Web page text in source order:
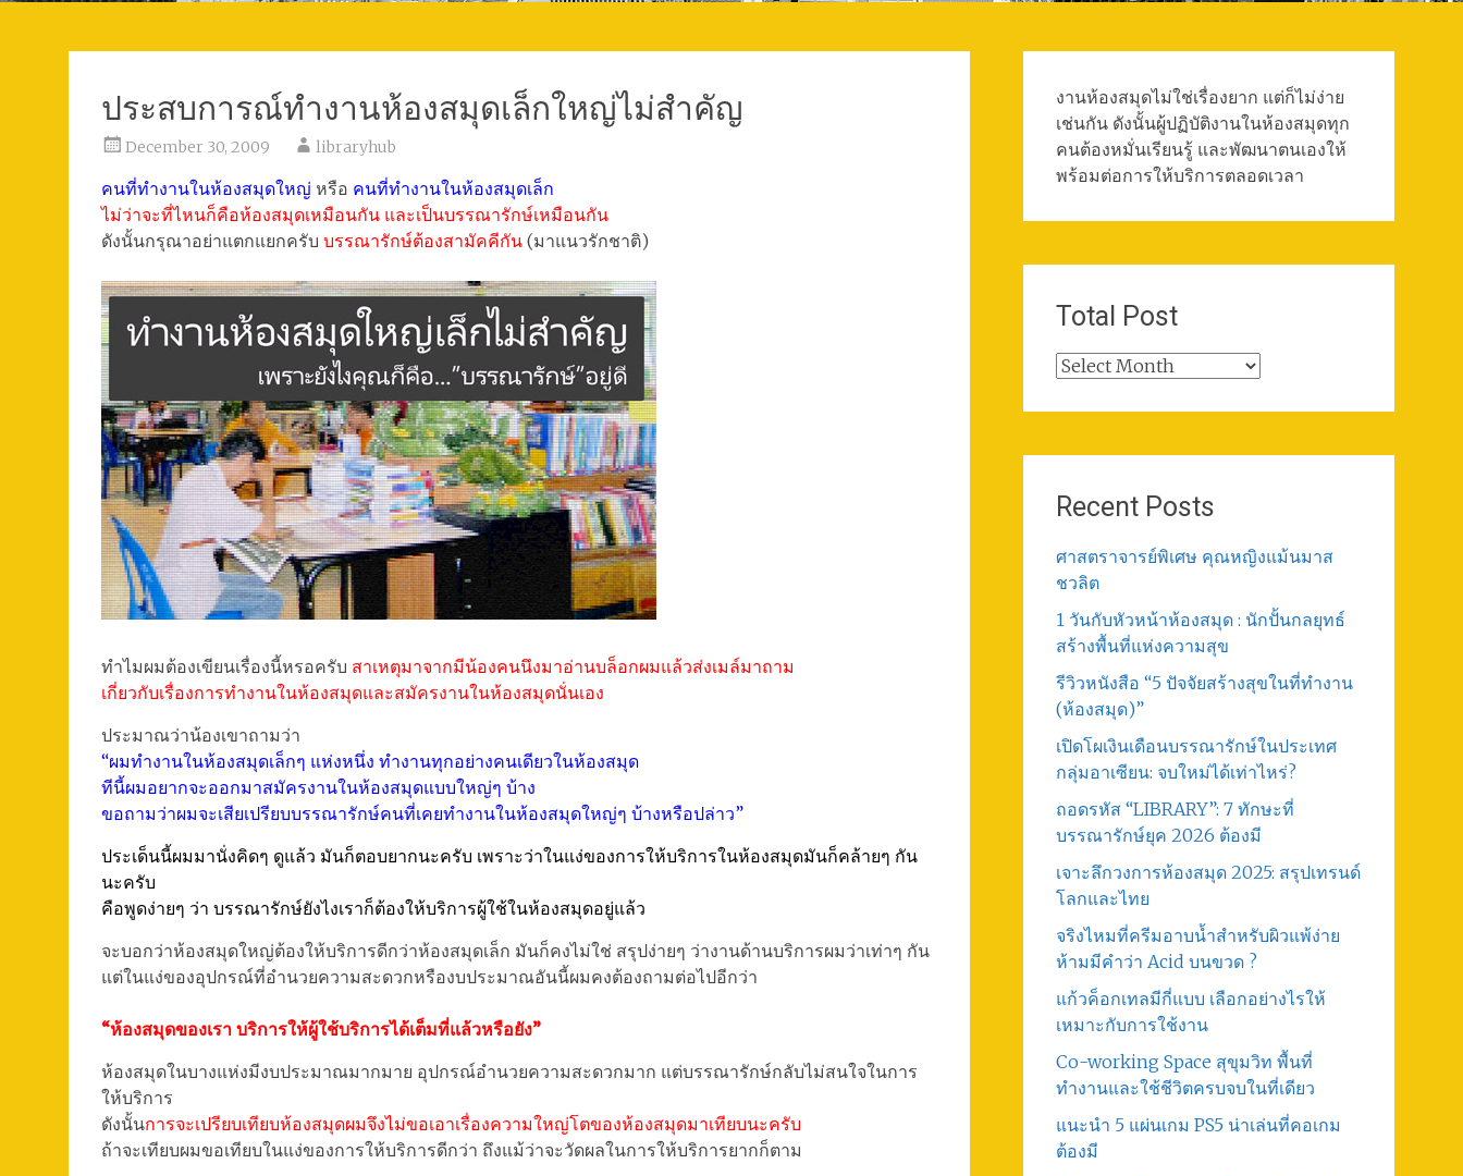
ประสบการณ์ทำงานห้องสมุดเล็กใหญ่ไม่สำคัญ
December 30, 2009 libraryhub
คนที่ทำงานในห้องสมุดใหญ่ หรือ คนที่ทำงานในห้องสมุดเล็ก
ไม่ว่าจะที่ไหนก็คือห้องสมุดเหมือนกัน และเป็นบรรณารักษ์เหมือนกัน
ดังนั้นกรุณาอย่าแตกแยกครับ บรรณารักษ์ต้องสามัคคีกัน (มาแนวรักชาติ)
ทำไมผมต้องเขียนเรื่องนี้หรอครับ สาเหตุมาจากมีน้องคนนึงมาอ่านบล็อกผมแล้วส่งเมล์มาถาม
เกี่ยวกับเรื่องการทำงานในห้องสมุดและสมัครงานในห้องสมุดนั่นเอง
ประมาณว่าน้องเขาถามว่า
“ผมทำงานในห้องสมุดเล็กๆ แห่งหนึ่ง ทำงานทุกอย่างคนเดียวในห้องสมุด
ทีนี้ผมอยากจะออกมาสมัครงานในห้องสมุดแบบใหญ่ๆ บ้าง
ขอถามว่าผมจะเสียเปรียบบรรณารักษ์คนที่เคยทำงานในห้องสมุดใหญ่ๆ บ้างหรือปล่าว”
ประเด็นนี้ผมมานั่งคิดๆ ดูแล้ว มันก็ตอบยากนะครับ เพราะว่าในแง่ของการให้บริการในห้องสมุดมันก็คล้ายๆ กัน
นะครับ
คือพูดง่ายๆ ว่า บรรณารักษ์ยังไงเราก็ต้องให้บริการผู้ใช้ในห้องสมุดอยู่แล้ว
จะบอกว่าห้องสมุดใหญ่ต้องให้บริการดีกว่าห้องสมุดเล็ก มันก็คงไม่ใช่ สรุปง่ายๆ ว่างานด้านบริการผมว่าเท่าๆ กัน
แต่ในแง่ของอุปกรณ์ที่อำนวยความสะดวกหรืองบประมาณอันนี้ผมคงต้องถามต่อไปอีกว่า
“ห้องสมุดของเรา บริการให้ผู้ใช้บริการได้เต็มที่แล้วหรือยัง”
ห้องสมุดในบางแห่งมีงบประมาณมากมาย อุปกรณ์อำนวยความสะดวกมาก แต่บรรณารักษ์กลับไม่สนใจในการ
ให้บริการ
ดังนั้นการจะเปรียบเทียบห้องสมุดผมจึงไม่ขอเอาเรื่องความใหญ่โตของห้องสมุดมาเทียบนะครับ
ถ้าจะเทียบผมขอเทียบในแง่ของการให้บริการดีกว่า ถึงแม้ว่าจะวัดผลในการให้บริการยากก็ตาม
งานห้องสมุดไม่ใช่เรื่องยาก แต่ก็ไม่ง่าย
เช่นกัน ดังนั้นผู้ปฏิบัติงานในห้องสมุดทุก
คนต้องหมั่นเรียนรู้ และพัฒนาตนเองให้
พร้อมต่อการให้บริการตลอดเวลา
Total Post
Total
Recent Posts
ศาสตราจารย์พิเศษ คุณหญิงแม้นมาส
ชวลิต
1 วันกับหัวหน้าห้องสมุด : นักปั้นกลยุทธ์
สร้างพื้นที่แห่งความสุข
รีวิวหนังสือ “5 ปัจจัยสร้างสุขในที่ทำงาน
(ห้องสมุด)”
เปิดโผเงินเดือนบรรณารักษ์ในประเทศ
กลุ่มอาเซียน: จบใหม่ได้เท่าไหร่?
ถอดรหัส “LIBRARY”: 7 ทักษะที่
บรรณารักษ์ยุค 2026 ต้องมี
เจาะลึกวงการห้องสมุด 2025: สรุปเทรนด์
โลกและไทย
จริงไหมที่ครีมอาบน้ำสำหรับผิวแพ้ง่าย
ห้ามมีคำว่า Acid บนขวด ?
แก้วค็อกเทลมีกี่แบบ เลือกอย่างไรให้
เหมาะกับการใช้งาน
Co-working Space สุขุมวิท พื้นที่
ทำงานและใช้ชีวิตครบจบในที่เดียว
แนะนำ 5 แผ่นเกม PS5 น่าเล่นที่คอเกม
ต้องมี